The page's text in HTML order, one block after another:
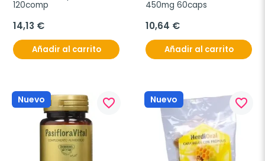
120comp
14,13 €
Añadir al carrito
450mg 60caps
10,64 €
Añadir al carrito
Nuevo favorite_border Nuevo favorite_border